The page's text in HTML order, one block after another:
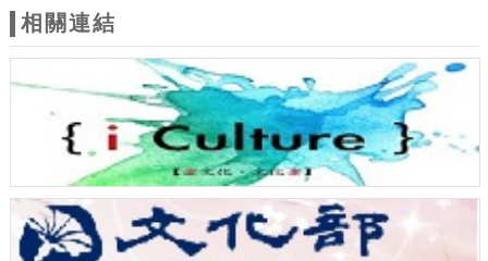
相關連結